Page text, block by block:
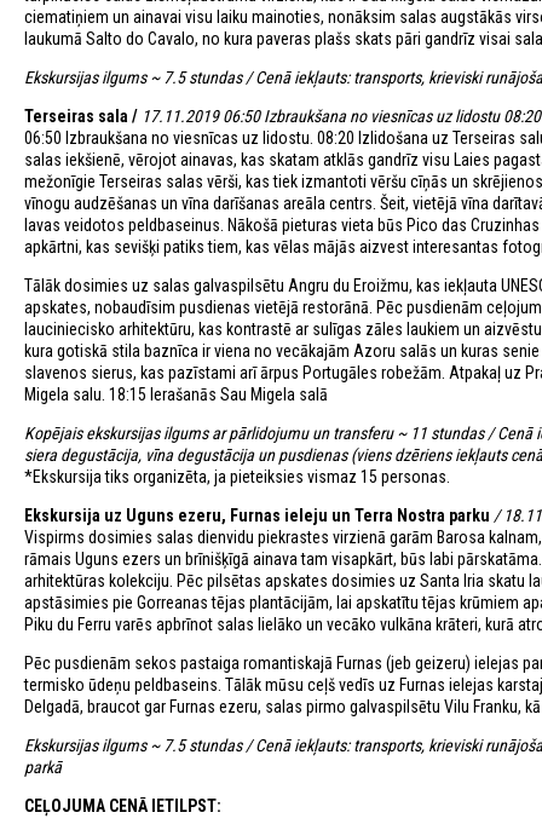
ciematiņiem un ainavai visu laiku mainoties, nonāksim salas augstākās
laukumā Salto do Cavalo, no kura paveras plašs skats pāri gandrīz visai
Ekskursijas ilgums ~ 7.5 stundas / Cenā iekļauts: transports, krieviski
Terseiras sala / 17.11.2019 06:50 Izbraukšana no viesnīcas uz lidostu
06:50 Izbraukšana no viesnīcas uz lidostu. 08:20 Izlidošana uz Terseiras
salas iekšienē, vērojot ainavas, kas skatam atklās gandrīz visu Laies
mežonīgie Terseiras salas vērši, kas tiek izmantoti vēršu cīņās un
vīnogu audzēšanas un vīna darīšanas areāla centrs. Šeit, vietējā vīna
lavas veidotos peldbaseinus. Nākošā pieturas vieta būs Pico das
apkārtni, kas sevišķi patiks tiem, kas vēlas mājās aizvest interesantas
Tālāk dosimies uz salas galvaspilsētu Angru du Eroižmu, kas iekļauta
apskates, nobaudīsim pusdienas vietējā restorānā. Pēc pusdienām
lauciniecisko arhitektūru, kas kontrastē ar sulīgas zāles laukiem un
kura gotiskā stila baznīca ir viena no vecākajām Azoru salās un kuras
slavenos sierus, kas pazīstami arī ārpus Portugāles robežām. Atpakaļ uz
Migela salu. 18:15 Ierašanās Sau Migela salā
Kopējais ekskursijas ilgums ar pārlidojumu un transferu ~ 11 stundas /
siera degustācija, vīna degustācija un pusdienas (viens dzēriens iekļauts
*Ekskursija tiks organizēta, ja pieteiksies vismaz 15 personas.
Ekskursija uz Uguns ezeru, Furnas ieleju un Terra Nostra parku /
Vispirms dosimies salas dienvidu piekrastes virzienā garām Barosa
rāmais Uguns ezers un brīnišķīgā ainava tam visapkārt, būs labi
arhitektūras kolekciju. Pēc pilsētas apskates dosimies uz Santa Iria skatu
apstāsimies pie Gorreanas tējas plantācijām, lai apskatītu tējas krūmiem
Piku du Ferru varēs apbrīnot salas lielāko un vecāko vulkāna krāteri, kurā
Pēc pusdienām sekos pastaiga romantiskajā Furnas (jeb geizeru) ielejas
termisko ūdeņu peldbaseins. Tālāk mūsu ceļš vedīs uz Furnas ielejas
Delgadā, braucot gar Furnas ezeru, salas pirmo galvaspilsētu Vilu Franku,
Ekskursijas ilgums ~ 7.5 stundas / Cenā iekļauts: transports, krieviski
parkā
CEĻOJUMA CENĀ IETILPST: